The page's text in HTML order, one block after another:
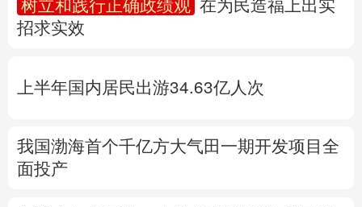
Русский язык 日本語 한국어
树立和践行正确政绩观
在为民造福上出实
招求实效
上半年国内居民出游34.63亿人次
我国渤海首个千亿方大气田一期开发项目全
面投产